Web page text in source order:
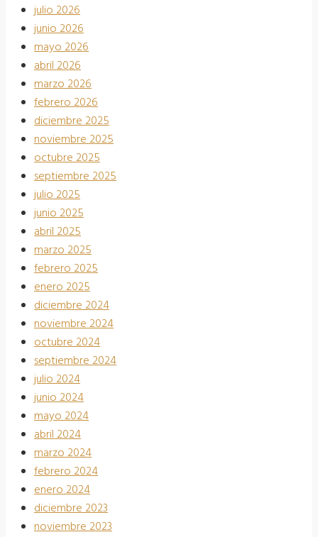
julio 2026
junio 2026
mayo 2026
abril 2026
marzo 2026
febrero 2026
diciembre 2025
noviembre 2025
octubre 2025
septiembre 2025
julio 2025
junio 2025
abril 2025
marzo 2025
febrero 2025
enero 2025
diciembre 2024
noviembre 2024
octubre 2024
septiembre 2024
julio 2024
junio 2024
mayo 2024
abril 2024
marzo 2024
febrero 2024
enero 2024
diciembre 2023
noviembre 2023